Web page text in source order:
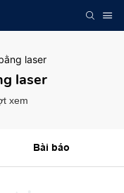
laser
laser
xem
Bài báo